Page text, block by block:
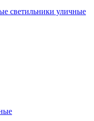
светильники уличные